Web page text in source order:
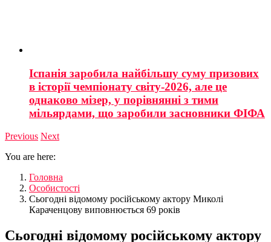
Іспанія заробила найбільшу суму призових
в історії чемпіонату світу-2026, але це
однаково мізер, у порівнянні з тими
мільярдами, що заробили засновники ФІФА
Previous Next
You are here:
Головна
Особистості
Сьогодні відомому російському актору Миколі
Караченцову виповнюється 69 років
Сьогодні відомому російському актору